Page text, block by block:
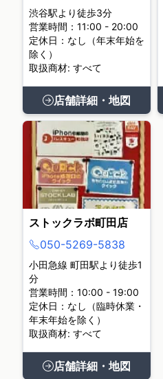
渋谷駅より徒歩3分
営業時間：11:00 - 20:00
定休日：なし（年末年始を
除く）
取扱商材: すべて
店舗詳細・地図
ストックラボ町田店
050-5269-5838
小田急線 町田駅より徒歩1
分
営業時間：10:00 - 19:00
定休日：なし（臨時休業・
年末年始を除く）
取扱商材: すべて
店舗詳細・地図